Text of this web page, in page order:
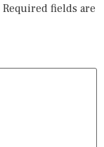
Required fields are